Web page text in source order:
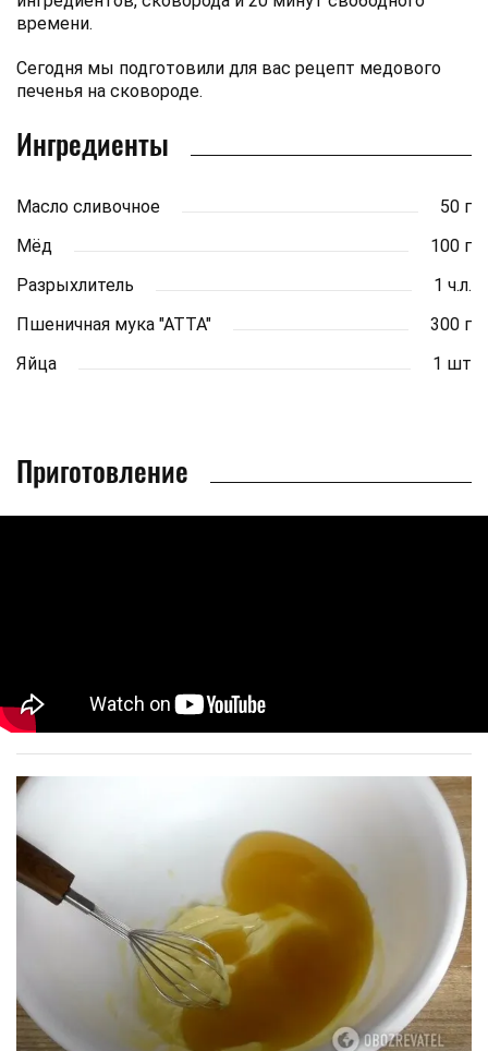
времени.
Сегодня мы подготовили для вас рецепт медового
печенья на сковороде.
Ингредиенты
Масло сливочное
50 г
Мёд
100 г
Разрыхлитель
1 ч.л.
Пшеничная мука "АТТА"
300 г
Яйца
1 шт
Приготовление